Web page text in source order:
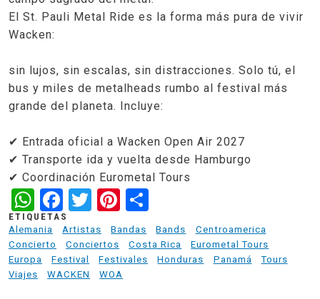
El St. Pauli Metal Ride es la forma más pura de vivir
Wacken:
sin lujos, sin escalas, sin distracciones. Solo tú, el
bus y miles de metalheads rumbo al festival más
grande del planeta. Incluye:
✔ Entrada oficial a Wacken Open Air 2027
✔ Transporte ida y vuelta desde Hamburgo
✔ Coordinación Eurometal Tours
WhatsApp
Facebook
TwitterPinterest
ETIQUETAS
Alemania
Artistas Bandas Bands
Centroamerica
Concierto
Conciertos Costa Rica
Eurometal Tours
Europa
Festival Festivales Honduras Panamá
Tours
Viajes
WACKEN WOA